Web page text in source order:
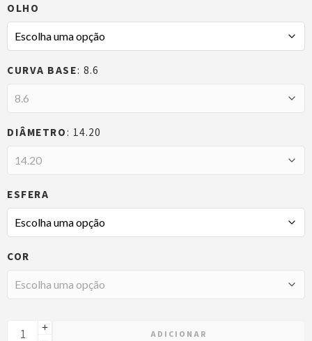
OLHO
CURVA BASE 8.6
DIÂMETRO 14.20
ESFERA
COR
ADICIONAR